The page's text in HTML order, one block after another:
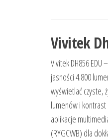
Vivitek
Vivitek DH856
jasności 4.800
wyświetlać czyste,
lumenów i kontrast
aplikacje
(RYGCWB) dla